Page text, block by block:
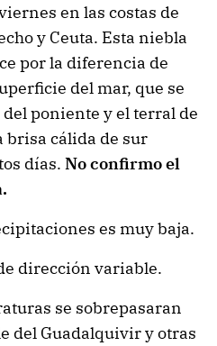
en las costas de
y Ceuta. Esta niebla
por la diferencia de
del mar, que se
poniente y el terral de
brisa cálida de sur
días. No confirmo el
es muy baja.
dirección variable.
se sobrepasaran
del Guadalquivir y otras